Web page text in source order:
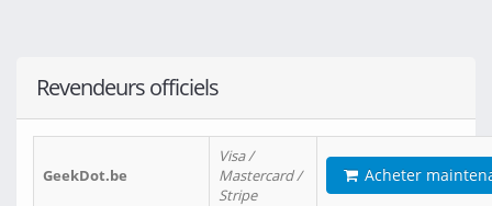
Revendeurs officiels
GeekDot.be
Visa /
Mastercard /
Stripe
Acheter